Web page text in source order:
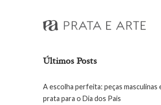
Últimos Posts
A escolha perfeita: peças masculinas
prata para o Dia dos Pais